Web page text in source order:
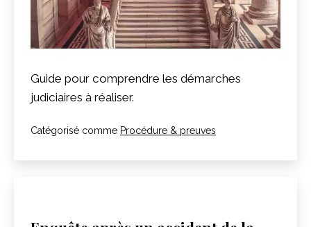
Guide pour comprendre les démarches
judiciaires à réaliser.
Catégorisé comme Procédure & preuves